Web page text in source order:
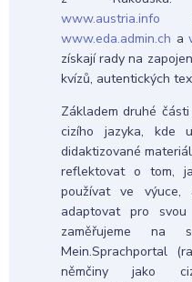
www.austria.info a
www.eda.admin.ch a
získají rady na
kvízů, autentických
Základem druhé
cizího jazyka, kde
didaktizované
reflektovat o tom,
používat ve
adaptovat pro
zaměřujeme na
Mein.Sprachportal
němčiny jako